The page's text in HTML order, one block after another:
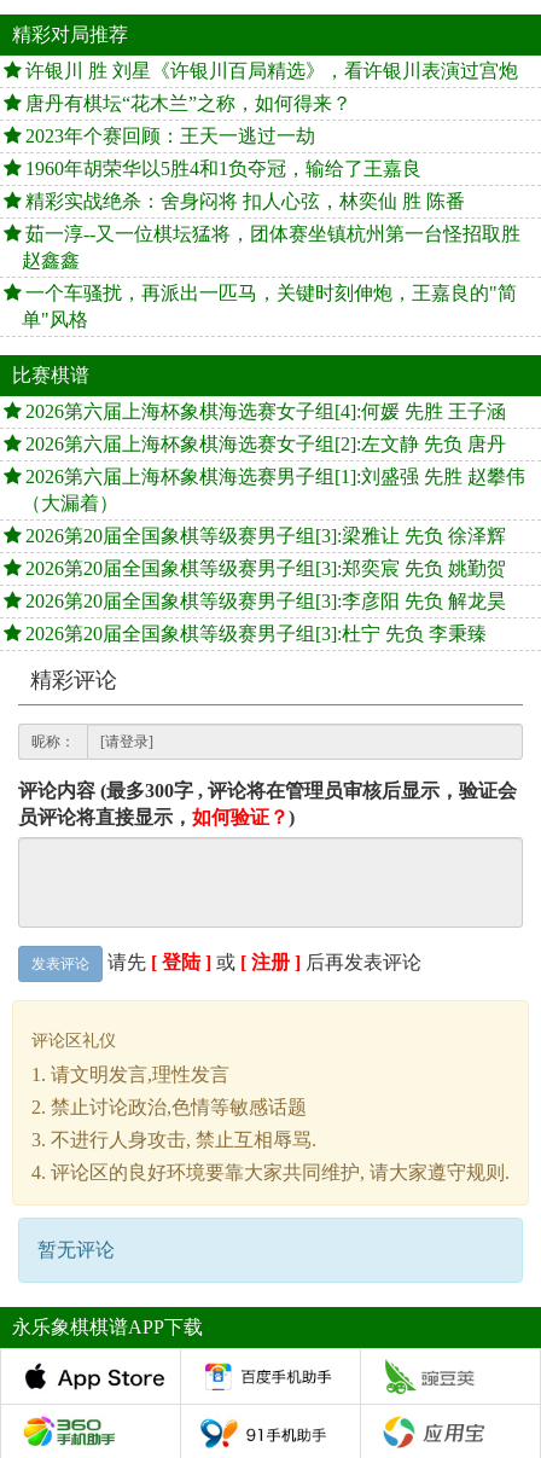
精彩对局推荐
许银川 胜 刘星《许银川百局精选》，看许银川表演过宫炮
唐丹有棋坛“花木兰”之称，如何得来？
2023年个赛回顾：王天一逃过一劫
1960年胡荣华以5胜4和1负夺冠，输给了王嘉良
精彩实战绝杀：舍身闷将 扣人心弦，林奕仙 胜 陈番
茹一淳--又一位棋坛猛将，团体赛坐镇杭州第一台怪招取胜
赵鑫鑫
一个车骚扰，再派出一匹马，关键时刻伸炮，王嘉良的"简
单"风格
比赛棋谱
2026第六届上海杯象棋海选赛女子组[4]:何媛 先胜 王子涵
2026第六届上海杯象棋海选赛女子组[2]:左文静 先负 唐丹
2026第六届上海杯象棋海选赛男子组[1]:刘盛强 先胜 赵攀伟
（大漏着）
2026第20届全国象棋等级赛男子组[3]:梁雅让 先负 徐泽辉
2026第20届全国象棋等级赛男子组[3]:郑奕宸 先负 姚勤贺
2026第20届全国象棋等级赛男子组[3]:李彦阳 先负 解龙昊
2026第20届全国象棋等级赛男子组[3]:杜宁 先负 李秉臻
精彩评论
昵称：
评论内容 (最多300字 , 评论将在管理员审核后显示，验证会
员评论将直接显示， 如何验证？)
发表评论 请先 [ 登陆 ] 或 [ 注册 ] 后再发表评论
评论区礼仪
1. 请文明发言,理性发言
2. 禁止讨论政治,色情等敏感话题
3. 不进行人身攻击, 禁止互相辱骂.
4. 评论区的良好环境要靠大家共同维护, 请大家遵守规则.
暂无评论
永乐象棋棋谱APP下载